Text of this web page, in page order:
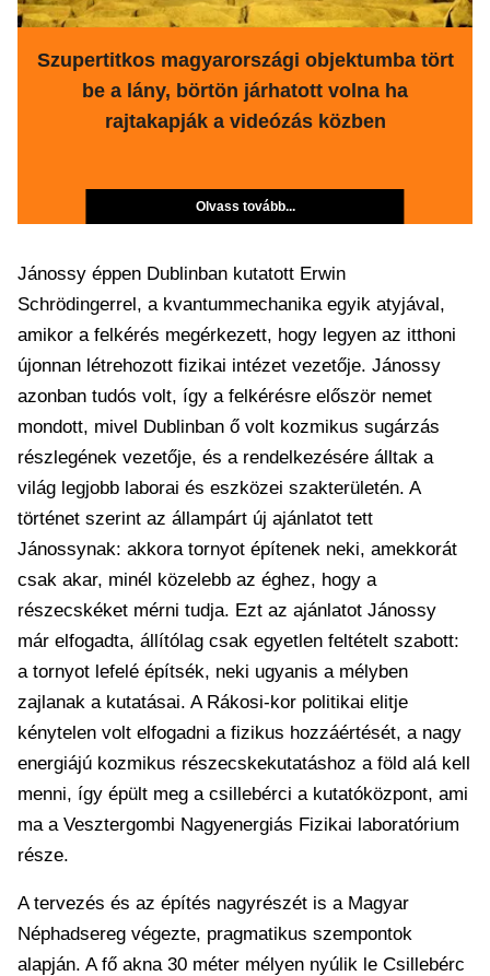
Szupertitkos magyarországi objektumba tört
be a lány, börtön járhatott volna ha
rajtakapják a videózás közben
Olvass tovább...
Jánossy éppen Dublinban kutatott Erwin
Schrödingerrel, a kvantummechanika egyik atyjával,
amikor a felkérés megérkezett, hogy legyen az itthoni
újonnan létrehozott fizikai intézet vezetője. Jánossy
azonban tudós volt, így a felkérésre először nemet
mondott, mivel Dublinban ő volt kozmikus sugárzás
részlegének vezetője, és a rendelkezésére álltak a
világ legjobb laborai és eszközei szakterületén. A
történet szerint az állampárt új ajánlatot tett
Jánossynak: akkora tornyot építenek neki, amekkorát
csak akar, minél közelebb az éghez, hogy a
részecskéket mérni tudja. Ezt az ajánlatot Jánossy
már elfogadta, állítólag csak egyetlen feltételt szabott:
a tornyot lefelé építsék, neki ugyanis a mélyben
zajlanak a kutatásai. A Rákosi-kor politikai elitje
kénytelen volt elfogadni a fizikus hozzáértését, a nagy
energiájú kozmikus részecskekutatáshoz a föld alá kell
menni, így épült meg a csillebérci a kutatóközpont, ami
ma a Vesztergombi Nagyenergiás Fizikai laboratórium
része.
A tervezés és az építés nagyrészét is a Magyar
Néphadsereg végezte, pragmatikus szempontok
alapján. A fő akna 30 méter mélyen nyúlik le Csillebérc